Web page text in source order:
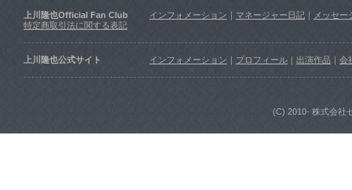
上川隆也Official Fan Club インフォメーション ｜ マネージャー日記 ｜
メッセー
特定商取引法に関する表記
上川隆也公式サイト インフォメーション ｜ プロフィール ｜ 出演作品 ｜ 会
(C) 2010- 株式会社